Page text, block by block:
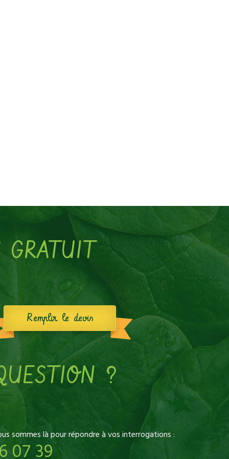
GRATUIT
Remplir le devis
?
sommes là pour répondre à vos interrogations :
07 39